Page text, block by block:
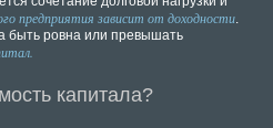
предприятия зависит от доходности.
быть ровна или превышать
капитала?